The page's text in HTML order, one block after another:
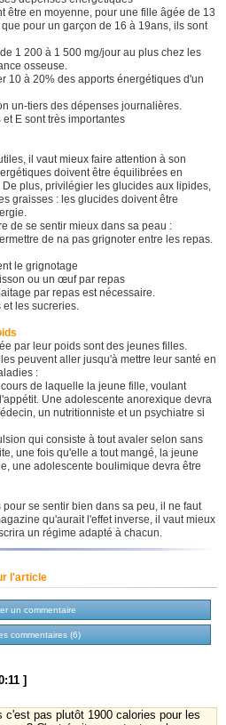
être en moyenne, pour une fille âgée de 13
pour un garçon de 16 à 19ans, ils sont
1 200 à 1 500 mg/jour au plus chez les
osseuse.
10 à 20% des apports énergétiques d'un
un-tiers des dépenses journalières.
E sont très importantes
il vaut mieux faire attention à son
doivent être équilibrées en
plus, privilégier les glucides aux lipides,
graisses : les glucides doivent être
de se sentir mieux dans sa peau :
de na pas grignoter entre les repas.
le grignotage
ou un œuf par repas
par repas est nécessaire.
et les sucreries.
par leur poids sont des jeunes filles.
peuvent aller jusqu'à mettre leur santé en
:
de laquelle la jeune fille, voulant
Une adolescente anorexique devra
un nutritionniste et un psychiatre si
qui consiste à tout avaler selon sans
une fois qu'elle a tout mangé, la jeune
une adolescente boulimique devra être
se sentir bien dans sa peu, il ne faut
qu'aurait l'effet inverse, il vaut mieux
un régime adapté à chacun.
l'article
un commentaire
commentaires (6)
]
c'est pas plutôt 1900 calories pour les